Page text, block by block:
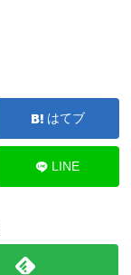
はてブ
LINE